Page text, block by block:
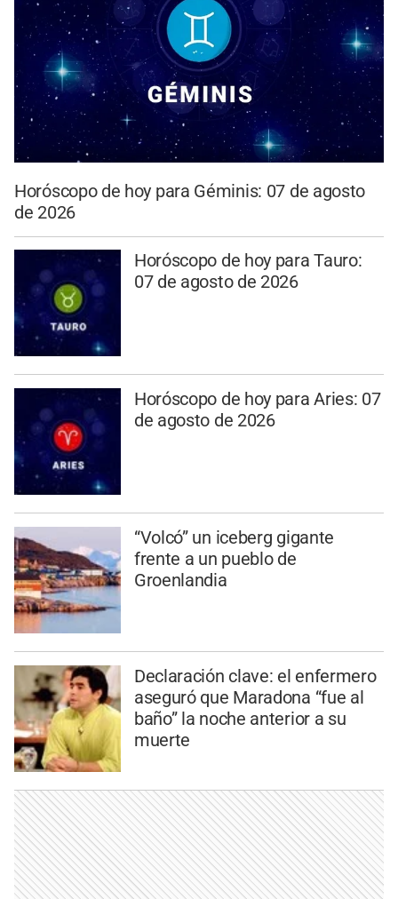
Horóscopo de hoy para Géminis: 07 de agosto
de 2026
Horóscopo de hoy para Tauro:
07 de agosto de 2026
Horóscopo de hoy para Aries: 07
de agosto de 2026
“Volcó” un iceberg gigante
frente a un pueblo de
Groenlandia
Declaración clave: el enfermero
aseguró que Maradona “fue al
baño” la noche anterior a su
muerte